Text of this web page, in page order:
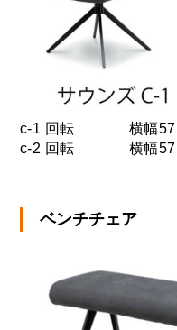
c-1 回転
横幅
c-2 回転
横幅
ベンチチェア